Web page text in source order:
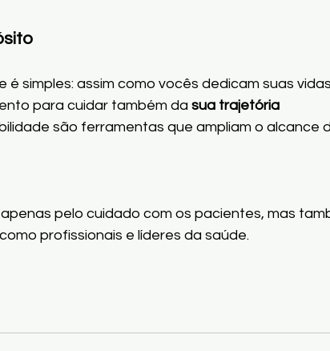
é simples: assim como vocês dedicam suas
para cuidar também da sua trajetória
são ferramentas que ampliam o alcance
pelo cuidado com os pacientes, mas
profissionais e líderes da saúde.